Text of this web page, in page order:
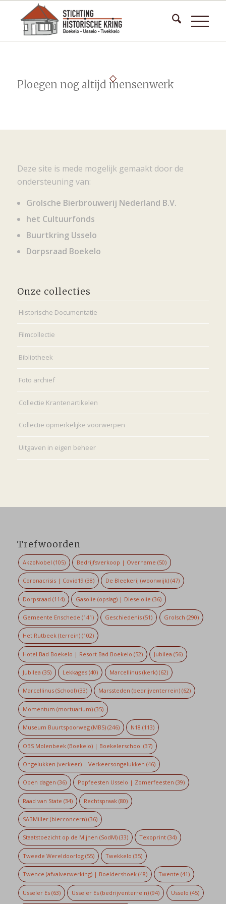
Ploegen nog altijd mensenwerk
Deze site is mede mogelijk gemaakt door de
ondersteuning van:
Grolsche Bierbrouwerij Nederland B.V.
het Cultuurfonds
Buurtkring Usselo
Dorpsraad Boekelo
Onze collecties
Historische Documentatie
Filmcollectie
Bibliotheek
Foto archief
Collectie Krantenartikelen
Collectie opmerkelijke voorwerpen
Uitgaven in eigen beheer
Trefwoorden
AkzoNobel (105) Bedrijfsverkoop | Overname (50)
Coronacrisis | Covid19 (38) De Bleekerij (woonwijk) (47)
Dorpsraad (114) Gasolie (opslag) | Dieselolie (36)
Gemeente Enschede (141) Geschiedenis (51) Grolsch (290)
Het Rutbeek (terrein)(102)
Hotel Bad Boekelo | Resort Bad Boekelo (52) Jubilea (56)
Jubilea (35) Lekkages (40) Marcellinus (kerk)(62)
Marcellinus (School)(33) Marssteden (bedrijventerrein) (62)
Momentum (mortuarium)(35)
Museum Buurtspoorweg (MBS)(246) N18 (113)
OBS Molenbeek (Boekelo) | Boekelerschool (37)
Ongelukken (verkeer) | Verkeersongelukken (46)
Open dagen (36) Popfeesten Usselo | Zomerfeesten (39)
Raad van State (34) Rechtspraak (80)
SABMiller (bierconcern)(36)
Staatstoezicht op de Mijnen (SodM)(33) Texoprint (34)
Tweede Wereldoorlog(55) Twekkelo (35)
Twence (afvalverwerking) | Boeldershoek(48) Twente (41)
Usseler Es(63) Usseler Es (bedrijventerrein) (94) Usselo (45)